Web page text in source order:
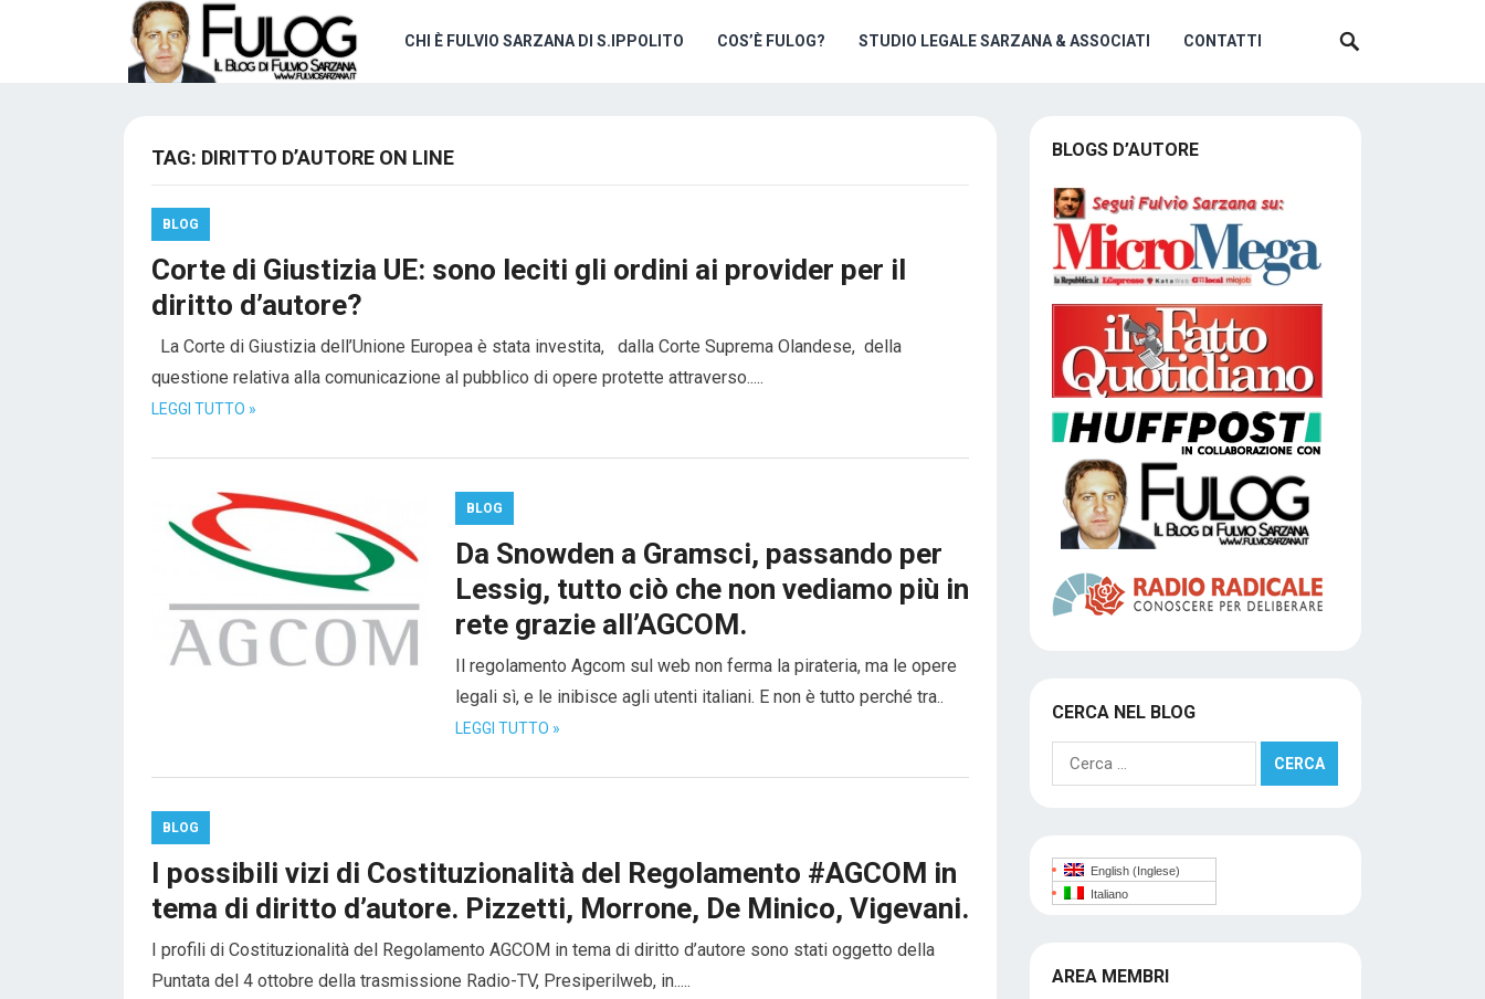
CHI È FULVIO SARZANA DI S.IPPOLITO COS’È FULOG? STUDIO LEGALE SARZANA & ASSOCIATI CONTATTI
TAG: DIRITTO D’AUTORE ON LINE
BLOG
Corte di Giustizia UE: sono leciti gli ordini ai provider per il
diritto d’autore?
La Corte di Giustizia dell’Unione Europea è stata investita, dalla Corte Suprema Olandese, della
questione relativa alla comunicazione al pubblico di opere protette attraverso.....
LEGGI TUTTO »
BLOG
Da Snowden a Gramsci, passando per
Lessig, tutto ciò che non vediamo più in
rete grazie all’AGCOM.
Il regolamento Agcom sul web non ferma la pirateria, ma le opere
legali sì, e le inibisce agli utenti italiani. E non è tutto perché tra..
LEGGI TUTTO »
BLOG
I possibili vizi di Costituzionalità del Regolamento #AGCOM in
tema di diritto d’autore. Pizzetti, Morrone, De Minico, Vigevani.
I profili di Costituzionalità del Regolamento AGCOM in tema di diritto d’autore sono stati oggetto della
Puntata del 4 ottobre della trasmissione Radio-TV, Presiperilweb, in.....
BLOGS D’AUTORE
CERCA NEL BLOG
Ricerca
per:
English (Inglese)
Italiano
AREA MEMBRI